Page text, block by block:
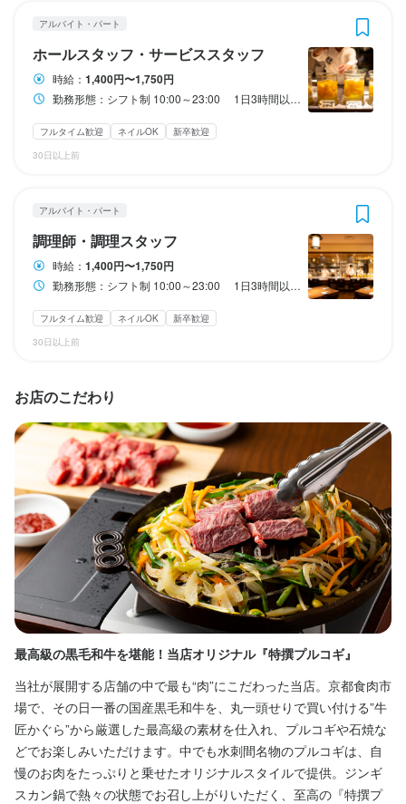
ヘルプ・お問い合わせフォーム
掲載をご検討の店舗様へ
食べログ求人PRESS
プライバシーポリシー
アルバイト・パート
ホールスタッフ・サービススタッフ
時給： 1,400円〜1,750円
勤務形態：シフト制 10:00～23:00 1日3時間以上､週3日～ＯＫ！ プライベートや家庭とも両立できます♪ 一緒に楽しく働きましょう(^^)/
フルタイム歓迎 ネイルOK
新卒歓迎
30日以上前
アルバイト・パート
調理師・調理スタッフ
時給： 1,400円〜1,750円
勤務形態：シフト制 10:00～23:00 1日3時間以上､週3日～ＯＫ！ プライベートや家庭とも両立できます♪ 一緒に楽しく働きましょう(^^)/
フルタイム歓迎 ネイルOK
新卒歓迎
30日以上前
お店のこだわり
最高級の黒毛和牛を堪能！当店オリジナル『特撰プルコギ』
当社が展開する店舗の中で最も“肉”にこだわった当店。京都食肉市
場で、その日一番の国産黒毛和牛を、丸一頭せりで買い付ける”牛
匠かぐら”から厳選した最高級の素材を仕入れ、プルコギや石焼な
どでお楽しみいただけます。中でも水刺間名物のプルコギは、自
慢のお肉をたっぷりと乗せたオリジナルスタイルで提供。ジンギ
スカン鍋で熱々の状態でお召し上がりいただく、至高の『特撰プ
ホールスタッフ・サービススタッフ
ホールスタッフ・サービススタッフ
3ヶ月または通算200時間の長い方とし、勤務態度や能力などを評
給与補足
交通費全額支給
収入例
時給 1,400円、週 2日、1日 4時間勤務
月々約 4.4万円의 収入
勤務時間
勤務形態：シフト制
10:00～23:00
1日3時間以上､週3日～ＯＫ！
プライベートや家庭とも両立できます♪
一緒に楽しく働きましょう(^^)/
ランチタイムのみ勤務OK ダブルワーク・副業OK
フルタイム歓迎
時短社員制度あり
週2日からOK 週4日以上OK
シフト制
自由シフト制(毎回、時間・曜日を選べる)
休日・休暇
2週間ごとのシフト制
調理師・調理スタッフ
調理師・調理スタッフ
3ヶ月または通算200時間の長い方とし、勤務態度や能力などを評
給与補足
交通費全額支給
収入例
時給 1,400円、週 2日、1日 4時間勤務
月々約 4.4万円의 収入
勤務時間
勤務形態：シフト制
10:00～23:00
1日3時間以上､週3日～ＯＫ！
プライベートや家庭とも両立できます♪
一緒に楽しく働きましょう(^^)/
ランチタイムのみ勤務OK ダブルワーク・副業OK
フルタイム歓迎
時短社員制度あり
週2日からOK 週4日以上OK
シフト制
自由シフト制(毎回、時間・曜日を選べる)
休日・休暇
2週間ごとのシフト制